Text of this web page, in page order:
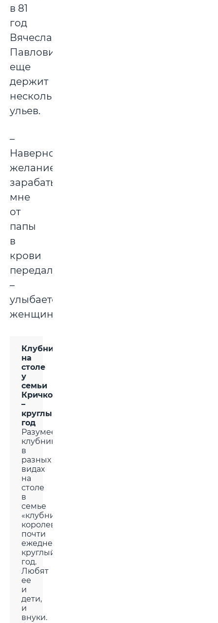
в 81
год
Вячеслав
Павлович
еще
держит
несколько
ульев.
–
Наверное,
желание
зарабатывать
мне
от
папы
в
крови
передалось,
–
улыбается
женщина.
Клубника
на
столе
у
семьи
Кричко
–
круглый
год
Разумеется,
клубника
в
разных
видах
на
столе
в
семье
«клубничной
королевы»
почти
ежедневно,
круглый
год.
Любят
ее
и
дети,
и
внуки.